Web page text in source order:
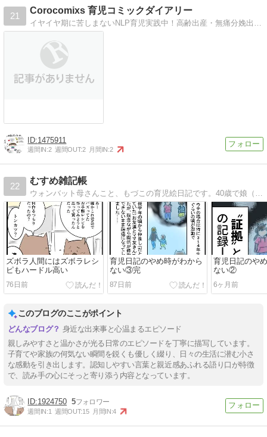
21
Corocomixs 育児コミックダイアリー
イヤイヤ期に苦しまないNLP育児実践中！高齢出産・無痛分娩出産・フリーランスママさんデス
1475911
週間IN:2 週間OUT:2 月間IN:2
22
むすめ雑記帳
ウォンバット母さんこと、もづこの育児絵日記です。40歳で娘（ゆぴこ）を出産。漫画、イラストなんかを描きつつ夫と慣れない育児に奮闘中。
ズボラ人間にはズボラレシ
ピもハードル高い
76日前
育児日記のやめ時がわから
ない③完
87日前
育児日記のや
ない②
6ヶ月前
このブログのここがポイント
身近な出来事と心温まるエピソード
親しみやすさと温かさが光る日常のエピソードを丁寧に描写しています。
子育てや家族の何気ない瞬間を鋭くも優しく綴り、日々の生活に潜む小さ
な感動を引き出します。認知しやすい言葉と親近感あふれる語り口が特徴
で、読み手の心にそっと寄り添う内容となっています。
1924750 5
週間IN:1 週間OUT:15 月間IN:4